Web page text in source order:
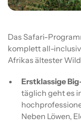
Das Safari-
komplett all-
Afrikas ältester
Erstklassige
täglich geht es
Neben Löwen,